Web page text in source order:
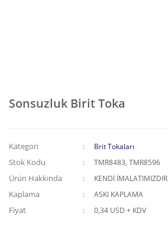
Sonsuzluk Birit Toka
Kategori Brit Tokaları
Stok Kodu TMR8483, TMR8596
Ürün Hakkında KENDİ İMALATIMIZDIR
Kaplama ASKI KAPLAMA
Fiyat 0,34 USD + KDV